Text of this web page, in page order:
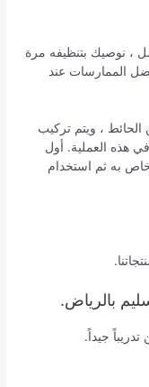
، نوصيك بتنظيفه مرة
الممارسات عند
، ويتم تركيب
هذه العملية. أول
به ثم استخدام
بالرياض.
جيداً.